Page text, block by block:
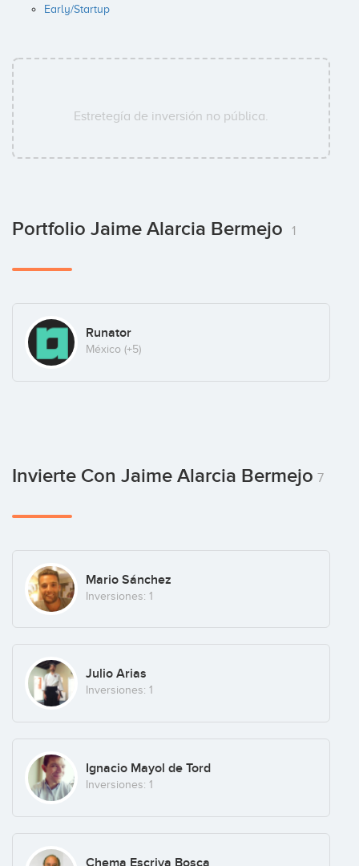
Early/Startup
Estretegía de inversión no pública.
Portfolio Jaime Alarcia Bermejo 1
Runator
México (+5)
Invierte Con Jaime Alarcia Bermejo 7
Mario Sánchez
Inversiones: 1
Julio Arias
Inversiones: 1
Ignacio Mayol de Tord
Inversiones: 1
Chema Escriva Bosca